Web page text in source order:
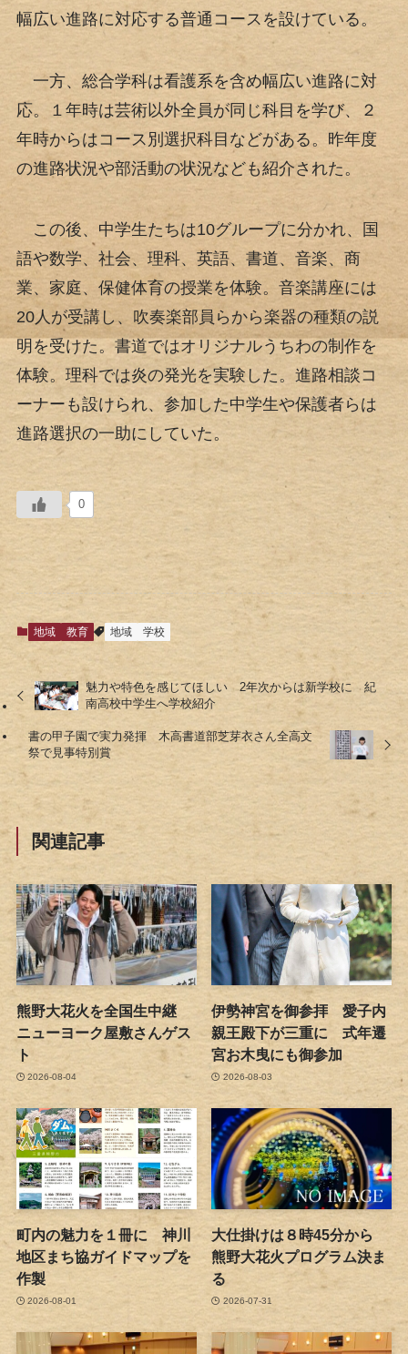
幅広い進路に対応する普通コースを設けている。
一方、総合学科は看護系を含め幅広い進路に対
応。１年時は芸術以外全員が同じ科目を学び、２
年時からはコース別選択科目などがある。昨年度
の進路状況や部活動の状況なども紹介された。
この後、中学生たちは10グループに分かれ、国
語や数学、社会、理科、英語、書道、音楽、商
業、家庭、保健体育の授業を体験。音楽講座には
20人が受講し、吹奏楽部員らから楽器の種類の説
明を受けた。書道ではオリジナルうちわの制作を
体験。理科では炎の発光を実験した。進路相談コ
ーナーも設けられ、参加した中学生や保護者らは
進路選択の一助にしていた。
0
地域 教育 地域 学校
魅力や特色を感じてほしい 2年次からは新学校に 紀
南高校中学生へ学校紹介
書の甲子園で実力発揮 木高書道部芝芽衣さん全高文
祭で見事特別賞
関連記事
熊野大花火を全国生中継
ニューヨーク屋敷さんゲス
ト
2026-08-04
伊勢神宮を御参拝 愛子内
親王殿下が三重に 式年遷
宮お木曳にも御参加
2026-08-03
町内の魅力を１冊に 神川
地区まち協ガイドマップを
作製
2026-08-01
大仕掛けは８時45分から
熊野大花火プログラム決ま
る
2026-07-31